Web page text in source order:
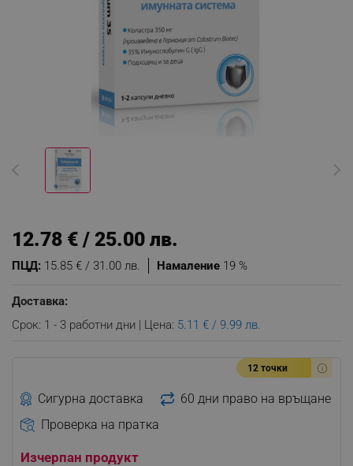
Намаление 19 %
ПЦД: 15.85 € / 31.00 лв.
12.78 € / 25.00 лв.
Доставка:
Срок: 1 - 3 работни дни | Цена: 5.11 € / 9.99 лв.
12 точки
Сигурна доставка
60 дни право на връщане
Проверка на пратка
Изчерпан продукт